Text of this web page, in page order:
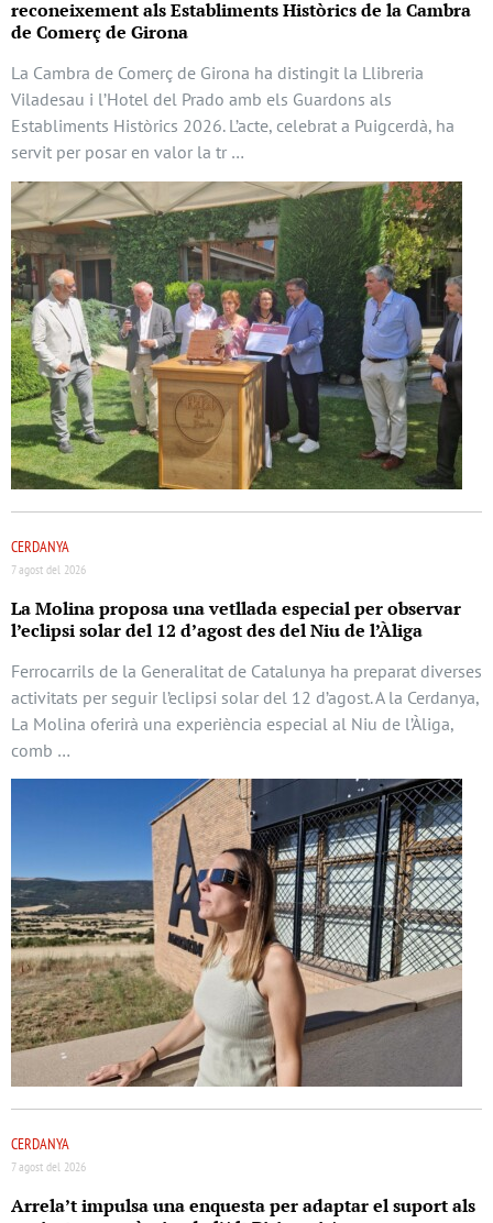
reconeixement als Establiments Històrics de la Cambra
de Comerç de Girona
La Cambra de Comerç de Girona ha distingit la Llibreria
Viladesau i l’Hotel del Prado amb els Guardons als
Establiments Històrics 2026. L’acte, celebrat a Puigcerdà, ha
servit per posar en valor la tr …
CERDANYA
7 agost del 2026
La Molina proposa una vetllada especial per observar
l’eclipsi solar del 12 d’agost des del Niu de l’Àliga
Ferrocarrils de la Generalitat de Catalunya ha preparat diverses
activitats per seguir l’eclipsi solar del 12 d’agost. A la Cerdanya,
La Molina oferirà una experiència especial al Niu de l’Àliga,
comb …
CERDANYA
7 agost del 2026
Arrela’t impulsa una enquesta per adaptar el suport als